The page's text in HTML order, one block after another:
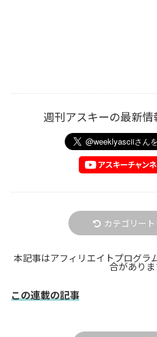
週刊アスキーの最新情
カテゴリー
本記事はアフィリエイトプログラ
合があり
この連載の記事